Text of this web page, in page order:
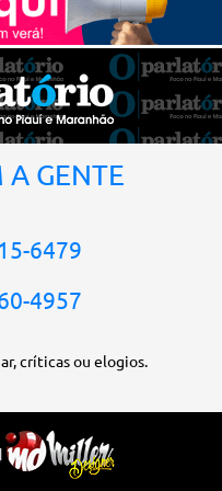
e, pelo critério de
o regimento interno,
mais antigo que
vai suceder a Luís
de dois anos. Ao
afirmou que o país
presidente da Corte.
que é uma sorte
A GENTE
6479
4957
críticas ou elogios.